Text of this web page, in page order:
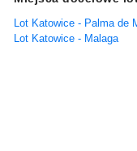
Lot Katowice - Palma de
Lot Katowice - Malaga